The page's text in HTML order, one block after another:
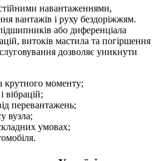
навантаженнями,
вантажів і руху бездоріжжям.
або диференціала
витоків мастила та погіршення
дозволяє уникнути
крутного моменту;
вібрацій;
перевантажень;
вузла;
умовах;